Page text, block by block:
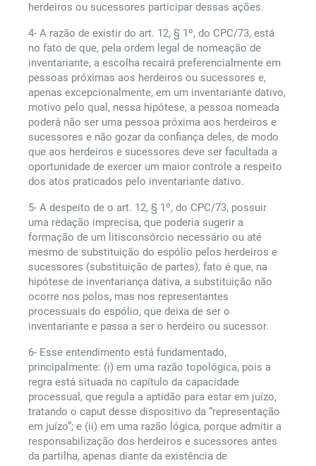
herdeiros ou sucessores participar dessas ações.
4- A razão de existir do art. 12, § 1º, do CPC/73, está
no fato de que, pela ordem legal de nomeação de
inventariante, a escolha recairá preferencialmente em
pessoas próximas aos herdeiros ou sucessores e,
apenas excepcionalmente, em um inventariante dativo,
motivo pelo qual, nessa hipótese, a pessoa nomeada
poderá não ser uma pessoa próxima aos herdeiros e
sucessores e não gozar da confiança deles, de modo
que aos herdeiros e sucessores deve ser facultada a
oportunidade de exercer um maior controle a respeito
dos atos praticados pelo inventariante dativo.
5- A despeito de o art. 12, § 1º, do CPC/73, possuir
uma redação imprecisa, que poderia sugerir a
formação de um litisconsórcio necessário ou até
mesmo de substituição do espólio pelos herdeiros e
sucessores (substituição de partes), fato é que, na
hipótese de inventariança dativa, a substituição não
ocorre nos polos, mas nos representantes
processuais do espólio, que deixa de ser o
inventariante e passa a ser o herdeiro ou sucessor.
6- Esse entendimento está fundamentado,
principalmente: (i) em uma razão topológica, pois a
regra está situada no capítulo da capacidade
processual, que regula a aptidão para estar em juízo,
tratando o caput desse dispositivo da “representação
em juízo”; e (ii) em uma razão lógica, porque admitir a
responsabilização dos herdeiros e sucessores antes
da partilha, apenas diante da existência de